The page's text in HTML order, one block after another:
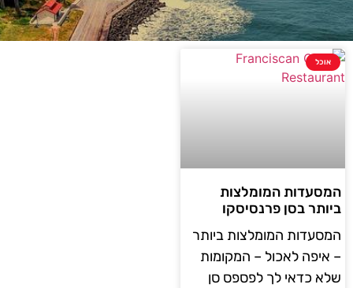
אוכל
המסעדות המומלצות
ביותר בסן פרנסיסקו
המסעדות המומלצות ביותר
– איפה לאכול – המקומות
שלא כדאי לך לפספס סן